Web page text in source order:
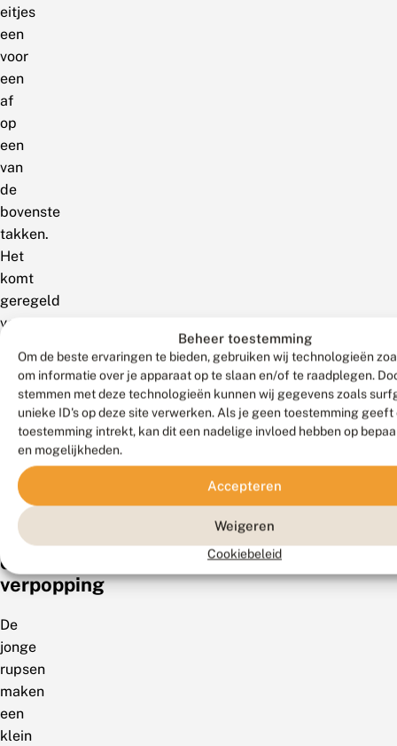
Beheer toestemming
Om de beste ervaringen te bieden, gebruiken wij technologieën
om informatie over je apparaat op te slaan en/of te raadplegen.
stemmen met deze technologieën kunnen wij gegevens zoals
unieke ID's op deze site verwerken. Als je geen toestemming geeft
toestemming intrekt, kan dit een nadelige invloed hebben op
en mogelijkheden.
Accepteren
Weigeren
Cookiebeleid
eitjes
een
voor
een
af
op
een
van
de
bovenste
takken.
Het
komt
geregeld
voor
verschillende
eitjes
dezelfde
struik
afzet.
Rups
en
verpopping
De
jonge
rupsen
maken
een
klein